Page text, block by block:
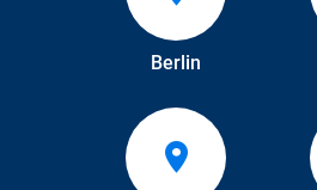
Berlin